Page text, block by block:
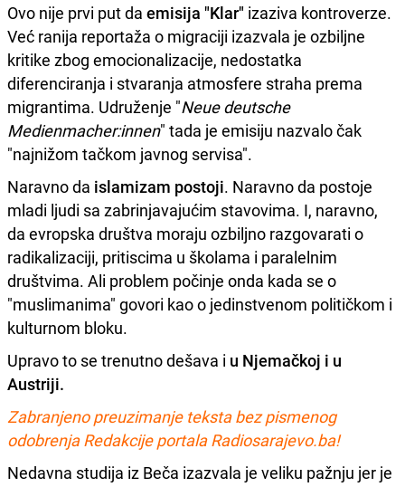
Ovo nije prvi put da emisija "Klar" izaziva kontroverze.
Već ranija reportaža o migraciji izazvala je ozbiljne
kritike zbog emocionalizacije, nedostatka
diferenciranja i stvaranja atmosfere straha prema
migrantima. Udruženje "Neue deutsche
Medienmacher:innen" tada je emisiju nazvalo čak
"najnižom tačkom javnog servisa".
Naravno da islamizam postoji. Naravno da postoje
mladi ljudi sa zabrinjavajućim stavovima. I, naravno,
da evropska društva moraju ozbiljno razgovarati o
radikalizaciji, pritiscima u školama i paralelnim
društvima. Ali problem počinje onda kada se o
"muslimanima" govori kao o jedinstvenom političkom i
kulturnom bloku.
Upravo to se trenutno dešava i u Njemačkoj i u
Austriji.
Zabranjeno preuzimanje teksta bez pismenog
odobrenja Redakcije portala Radiosarajevo.ba!
Nedavna studija iz Beča izazvala je veliku pažnju jer je